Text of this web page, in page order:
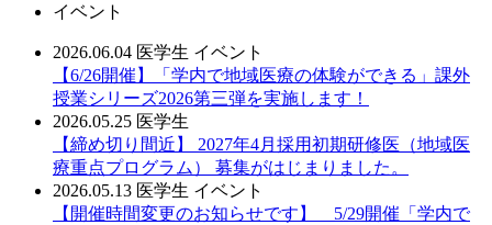
イベント
2026.06.04 医学生 イベント
【6/26開催】「学内で地域医療の体験ができる」課外
授業シリーズ2026第三弾を実施します！
2026.05.25 医学生
【締め切り間近】 2027年4月採用初期研修医（地域医
療重点プログラム） 募集がはじまりました。
2026.05.13 医学生 イベント
【開催時間変更のお知らせです】 5/29開催「学内で